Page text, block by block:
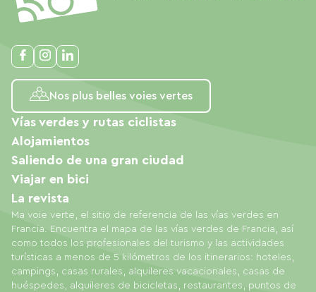
Nos plus belles voies vertes
Ma voie verte, el sitio de referencia de las vías verdes en
Francia. Encuentra el mapa de las vías verdes de Francia, así
como todos los profesionales del turismo y las actividades
turísticas a menos de 5 kilómetros de los itinerarios: hoteles,
campings, casas rurales, alquileres vacacionales, casas de
huéspedes, alquileres de bicicletas, restaurantes, puntos de
Vías verdes y rutas ciclistas
Alojamientos
Saliendo de una gran ciudad
Viajar en bici
La revista